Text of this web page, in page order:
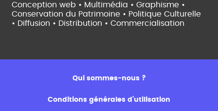
Conception web • Multimédia • Graphisme •
Conservation du Patrimoine • Politique Culturelle
• Diffusion • Distribution • Commercialisation
Qui sommes-nous ?
Conditions générales d’utilisation